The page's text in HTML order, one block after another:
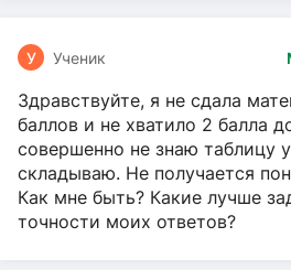
У Ученик
Здравствуйте, я не сдала
баллов и не хватило 2 балла
совершенно не знаю таблицу
складываю. Не получается
Как мне быть? Какие лучше
точности моих ответов?